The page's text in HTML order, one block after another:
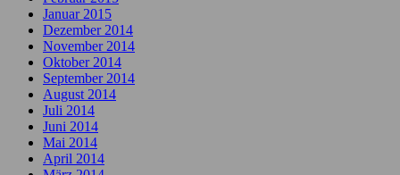
Januar 2015
Dezember 2014
November 2014
Oktober 2014
September 2014
August 2014
Juli 2014
Juni 2014
Mai 2014
April 2014